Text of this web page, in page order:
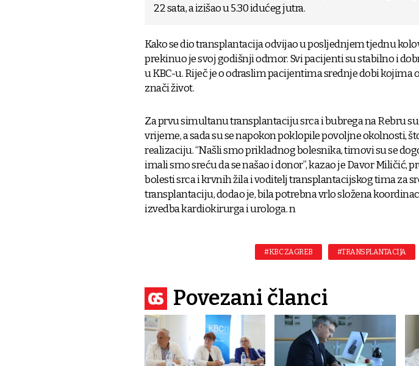
22 sata, a izišao u 5.30 idućeg jutra.
Kako se dio transplantacija odvijao u posljednjem tjednu
prekinuo je svoj godišnji odmor. Svi pacijenti su stabilno i
u KBC-u. Riječ je o odraslim pacijentima srednje dobi kojima
znači život.
Za prvu simultanu transplantaciju srca i bubrega na Rebru
vrijeme, a sada su se napokon poklopile povoljne okolnosti,
realizaciju. “Našli smo prikladnog bolesnika, timovi su se
imali smo sreću da se našao i donor”, kazao je Davor Miličić,
bolesti srca i krvnih žila i voditelj transplantacijskog tima za
transplantaciju, dodao je, bila potrebna vrlo složena
izvedba kardiokirurga i urologa. n
#KBC ZAGREB #TRANSPLANTACIJA
Povezani članci